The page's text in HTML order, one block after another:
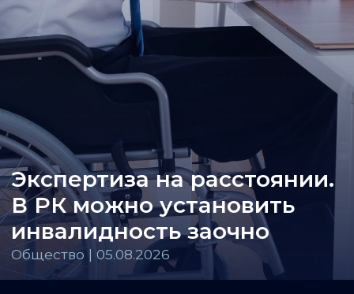
Экспертиза на расстоянии.
В РК можно установить
инвалидность заочно
Общество | 05.08.2026